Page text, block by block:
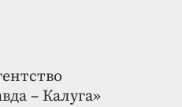
– Калуга»